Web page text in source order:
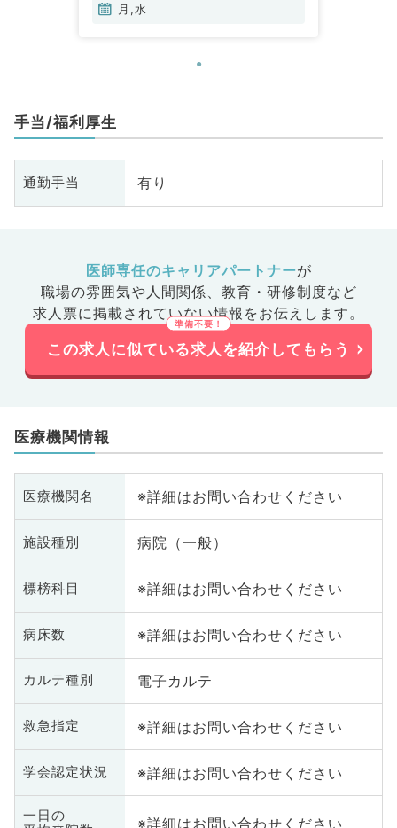
月,水
手当/福利厚生
通勤手当 有り
医師専任のキャリアパートナーが
職場の雰囲気や人間関係、 教育・研修制度など
求人票に掲載されていない情報をお伝えします。
この求人に似ている求人を紹介してもらう
医療機関情報
医療機関名 ※詳細はお問い合わせください
施設種別 病院（一般）
標榜科目 ※詳細はお問い合わせください
病床数 ※詳細はお問い合わせください
カルテ種別 電子カルテ
救急指定 ※詳細はお問い合わせください
学会認定状況 ※詳細はお問い合わせください
一日の
※詳細はお問い合わせください